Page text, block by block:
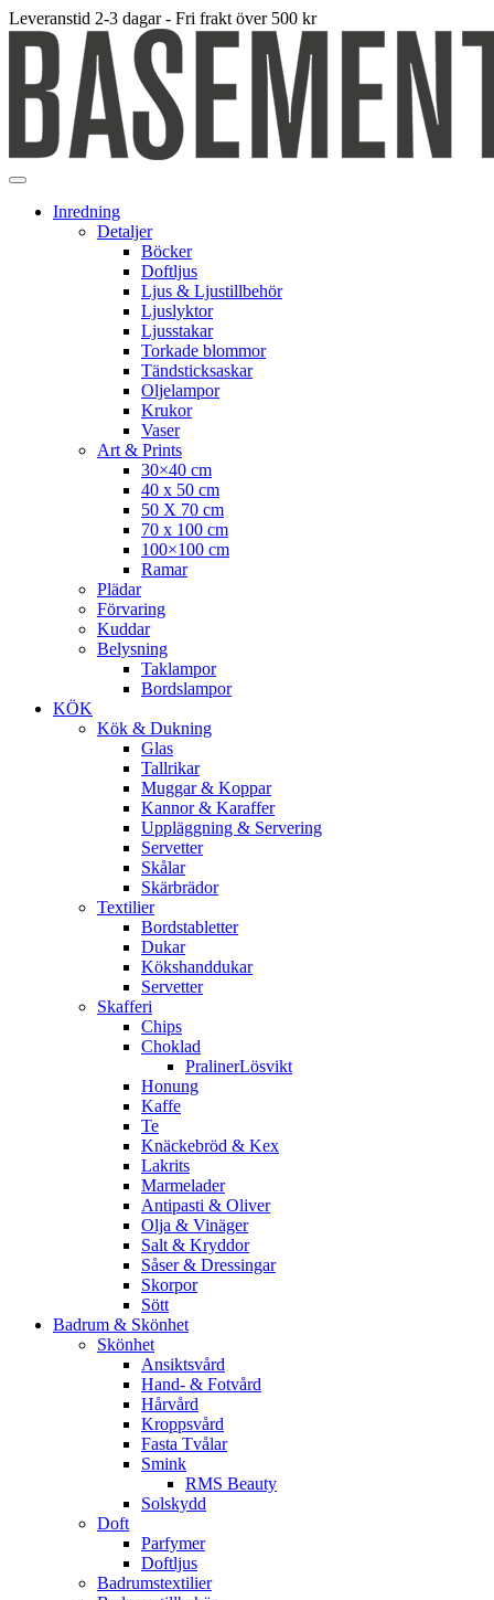
Leveranstid 2-3 dagar - Fri frakt över 500 kr
Inredning
Detaljer
Böcker
Doftljus
Ljus & Ljustillbehör
Ljuslyktor
Ljusstakar
Torkade blommor
Tändsticksaskar
Oljelampor
Krukor
Vaser
Art & Prints
30×40 cm
40 x 50 cm
50 X 70 cm
70 x 100 cm
100×100 cm
Ramar
Plädar
Förvaring
Kuddar
Belysning
Taklampor
Bordslampor
KÖK
Kök & Dukning
Glas
Tallrikar
Muggar & Koppar
Kannor & Karaffer
Uppläggning & Servering
Servetter
Skålar
Skärbrädor
Textilier
Bordstabletter
Dukar
Kökshanddukar
Servetter
Skafferi
Chips
Choklad
PralinerLösvikt
Honung
Kaffe
Te
Knäckebröd & Kex
Lakrits
Marmelader
Antipasti & Oliver
Olja & Vinäger
Salt & Kryddor
Såser & Dressingar
Skorpor
Sött
Badrum & Skönhet
Skönhet
Ansiktsvård
Hand- & Fotvård
Hårvård
Kroppsvård
Fasta Tvålar
Smink
RMS Beauty
Solskydd
Doft
Parfymer
Doftljus
Badrumstextilier